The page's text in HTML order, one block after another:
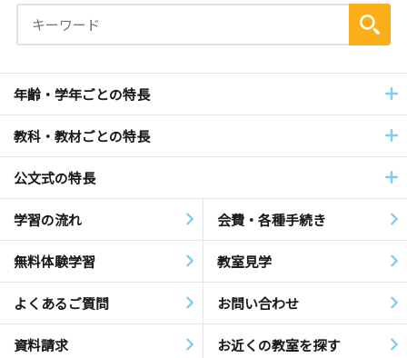
年齢・学年ごとの特長
教科・教材ごとの特長
公文式の特長
学習の流れ 会費・各種手続き
無料体験学習 教室見学
よくあるご質問 お問い合わせ
資料請求 お近くの教室を探す